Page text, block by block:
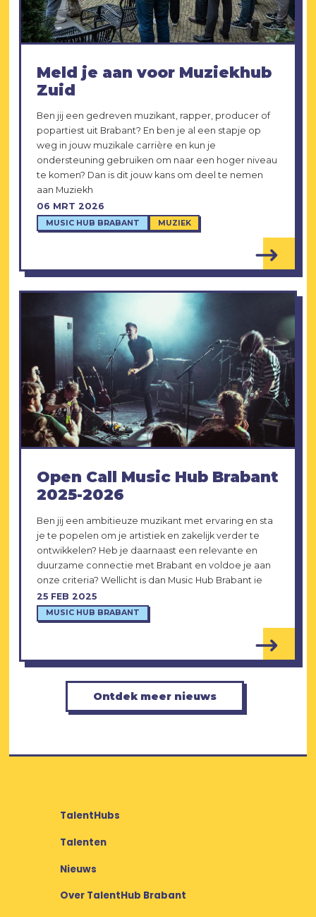
06 MRT 2026
MUSIC HUB BRABANT MUZIEK
Meld je aan voor Muziekhub
Zuid
Ben jij een gedreven muzikant, rapper, producer of
popartiest uit Brabant? En ben je al een stapje op
weg in jouw muzikale carrière en kun je
ondersteuning gebruiken om naar een hoger niveau
te komen? Dan is dit jouw kans om deel te nemen
aan Muziekh
25 FEB 2025
MUSIC HUB BRABANT
Open Call Music Hub Brabant
2025-2026
Ben jij een ambitieuze muzikant met ervaring en sta
je te popelen om je artistiek en zakelijk verder te
ontwikkelen? Heb je daarnaast een relevante en
duurzame connectie met Brabant en voldoe je aan
onze criteria? Wellicht is dan Music Hub Brabant ie
Ontdek meer nieuws
TalentHubs
Talenten
Nieuws
Over TalentHub Brabant